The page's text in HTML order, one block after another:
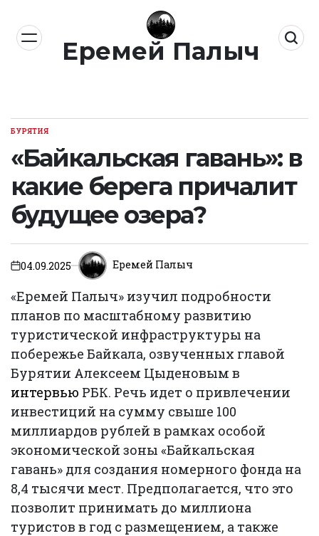
содержимомуЕремей Палыч
ОПУБЛИКОВАНО
БУРЯТИЯ
«Байкальская гавань»: в
какие берега причалит
будущее озера?
on04.09.2025 Еремей Палыч
«Еремей Палыч» изучил подробности
планов по масштабному развитию
туристической инфраструктуры на
побережье Байкала, озвученных главой
Бурятии Алексеем Цыденовым в
интервью РБК. Речь идет о привлечении
инвестиций на сумму свыше 100
миллиардов рублей в рамках особой
экономической зоны «Байкальская
гавань» для создания номерного фонда на
8,4 тысячи мест. Предполагается, что это
позволит принимать до миллиона
туристов в год с размещением, а также